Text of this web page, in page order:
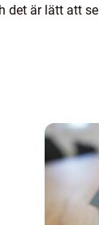
det är lätt att